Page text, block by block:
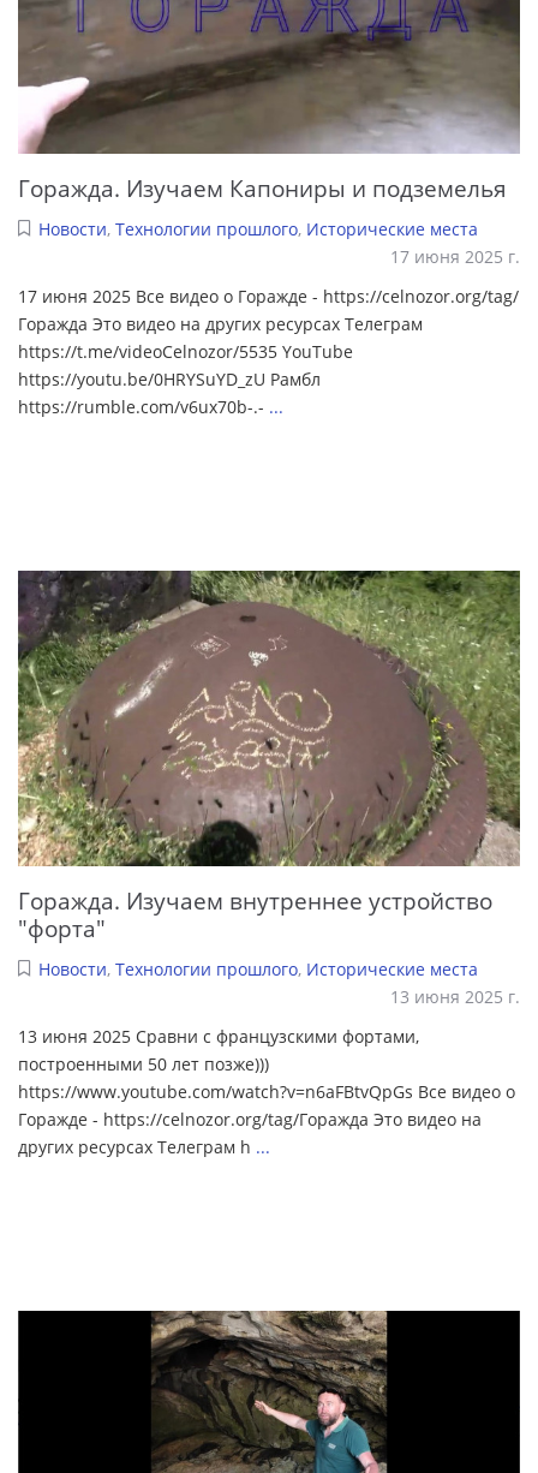
Горажда. Изучаем Капониры и подземелья
Новости, Технологии прошлого, Исторические места
17 июня 2025 г.
17 июня 2025 Все видео о Горажде - https://celnozor.org/tag/
Горажда Это видео на других ресурсах Телеграм
https://t.me/videoCelnozor/5535 YouTube
https://youtu.be/0HRYSuYD_zU Рамбл
https://rumble.com/v6ux70b-.- ...
Горажда. Изучаем внутреннее устройство
"форта"
Новости, Технологии прошлого, Исторические места
13 июня 2025 г.
13 июня 2025 Сравни с французскими фортами,
построенными 50 лет позже)))
https://www.youtube.com/watch?v=n6aFBtvQpGs Все видео о
Горажде - https://celnozor.org/tag/Горажда Это видео на
других ресурсах Телеграм h ...